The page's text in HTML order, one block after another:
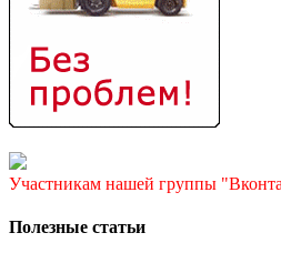
Участникам нашей группы
Полезные статьи